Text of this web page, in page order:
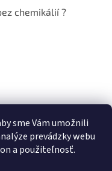
sme Vám umožnili
prevádzky webu
a použiteľnosť.
chemikálií ?